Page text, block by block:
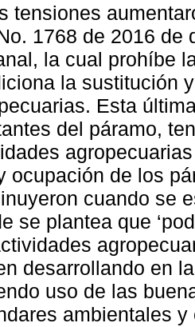
tensiones
1768 de 2016 de
la cual prohíbe
la sustitución
Esta
del páramo,
ocupación de los
cuando se
se plantea que
desarrollando en
uso de las
ambientales